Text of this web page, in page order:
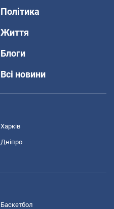
Політика
Життя
Блоги
Всі новини
Харків
Дніпро
Баскетбол